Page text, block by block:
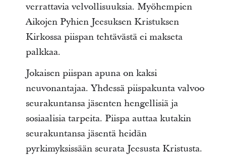
verrattavia velvollisuuksia. Myöhempien
Aikojen Pyhien Jeesuksen Kristuksen
Kirkossa piispan tehtävästä ei makseta
palkkaa.
Jokaisen piispan apuna on kaksi
neuvonantajaa. Yhdessä piispakunta valvoo
seurakuntansa jäsenten hengellisiä ja
sosiaalisia tarpeita. Piispa auttaa kutakin
seurakuntansa jäsentä heidän
pyrkimyksissään seurata Jeesusta Kristusta.